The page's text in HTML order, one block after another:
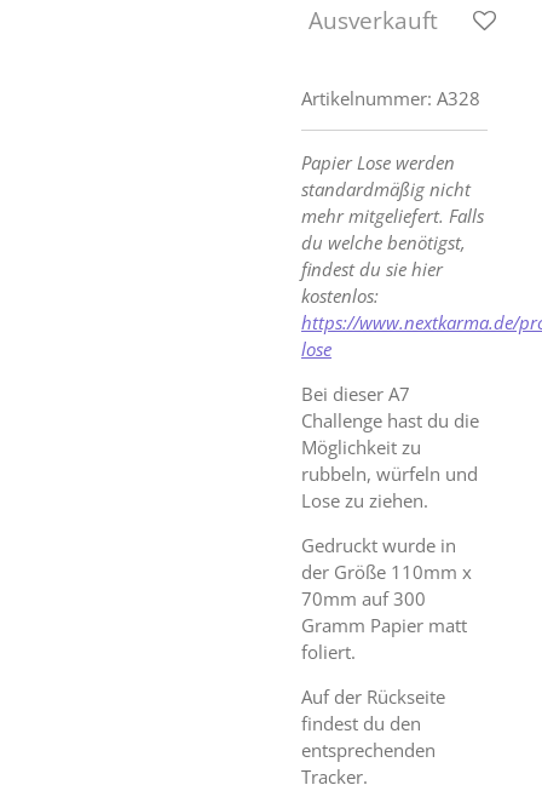
Ausverkauft
Artikelnummer: A328
Papier Lose werden
standardmäßig nicht
mehr mitgeliefert. Falls
du welche benötigst,
findest du sie hier
kostenlos:
https://www.nextkarma.de/
lose
Bei dieser A7
Challenge hast du die
Möglichkeit zu
rubbeln, würfeln und
Lose zu ziehen.
Gedruckt wurde in
der Größe 110mm x
70mm auf 300
Gramm Papier matt
foliert.
Auf der Rückseite
findest du den
entsprechenden
Tracker.